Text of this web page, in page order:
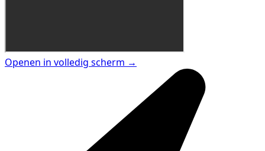
Openen in volledig scherm →